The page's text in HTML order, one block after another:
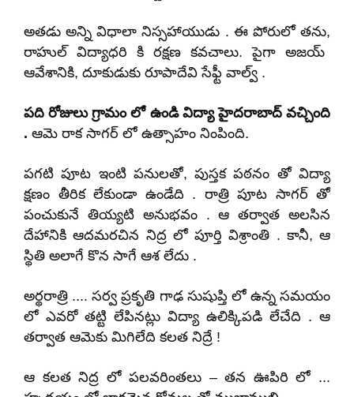
అతడు అన్ని విధాలా నిస్సహాయుడు . ఈ పోరులో తను,
రాహుల్ విద్యాధరి కి రక్షణ కవచాలు. పైగా అజయ్
ఆవేశానికి, దూకుడుకు రూపాదేవి సేఫ్టీ వాల్వ్ .
పది రోజులు గ్రామం లో ఉండి విద్యా హైదరాబాద్ వచ్చింది
. ఆమె రాక సాగర్ లో ఉత్సాహం నింపింది.
పగటి పూట ఇంటి పనులతో, పుస్తక పఠనం తో విద్యా
క్షణం తీరిక లేకుండా ఉండేది . రాత్రి పూట సాగర్ తో
పంచుకునే తియ్యటి అనుభవం . ఆ తర్వాత అలసిన
దేహానికి ఆదమరచిన నిద్ర లో పూర్తి విశ్రాంతి . కానీ, ఆ
స్థితి అలాగే కొన సాగే ఆశ లేదు .
అర్థరాత్రి .... సర్వ ప్రకృతి గాఢ సుషుప్తి లో ఉన్న సమయం
లో ఎవరో తట్టి లేపినట్లు విద్యా ఉలిక్కిపడి లేచేది . ఆ
తర్వాత ఆమెకు మిగిలేది కలత నిద్రే !
ఆ కలత నిద్ర లో పలవరింతలు – తన ఊపిరి లో ...